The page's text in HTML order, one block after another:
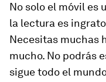
No solo el móvil es
la lectura es
Necesitas muchas
mucho. No podrás
sigue todo el